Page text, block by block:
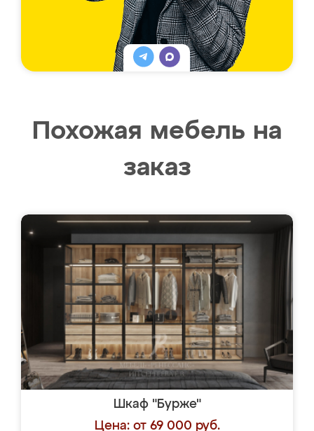
Похожая мебель на
заказ
Шкаф "Бурже"
Цена: от 69 000 руб.